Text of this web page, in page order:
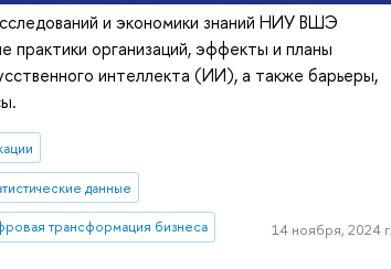
и экономики знаний НИУ ВШЭ
практики организаций, эффекты и планы
интеллекта (ИИ), а также барьеры,
данные
трансформация бизнеса 14 ноября, 2024 г.